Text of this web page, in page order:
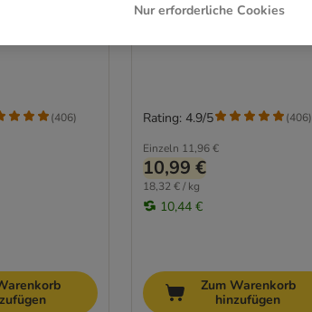
(406)
Ente 4 x 150 g
Einzeln 11,96 €
10,99 €
18,32 € / kg
10,44 €
Rating: 4.9/5 (406)
Zum Warenkorb
hinzufügen
Nur erforderliche Cookies